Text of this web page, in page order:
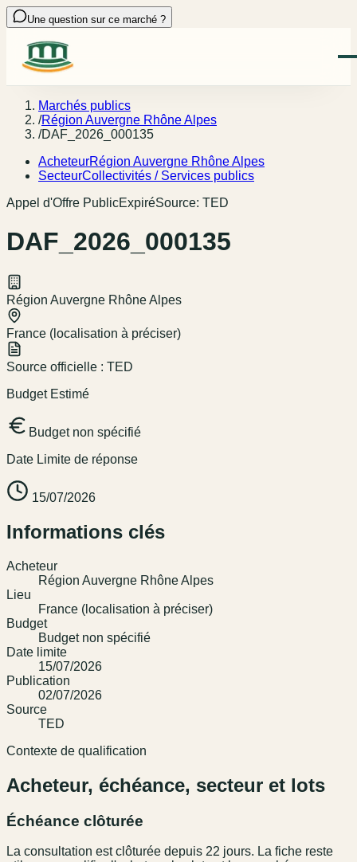
Une question sur ce marché ?
Marchés publics
/Région Auvergne Rhône Alpes
/DAF_2026_000135
AcheteurRégion Auvergne Rhône Alpes
SecteurCollectivités / Services publics
Appel d'Offre PublicExpiréSource: TED
DAF_2026_000135
Région Auvergne Rhône Alpes
France (localisation à préciser)
Source officielle : TED
Budget Estimé
Budget non spécifié
Date Limite de réponse
15/07/2026
Informations clés
Acheteur
Région Auvergne Rhône Alpes
Lieu
France (localisation à préciser)
Budget
Budget non spécifié
Date limite
15/07/2026
Publication
02/07/2026
Source
TED
Contexte de qualification
Acheteur, échéance, secteur et lots
Échéance clôturée
La consultation est clôturée depuis 22 jours. La fiche reste